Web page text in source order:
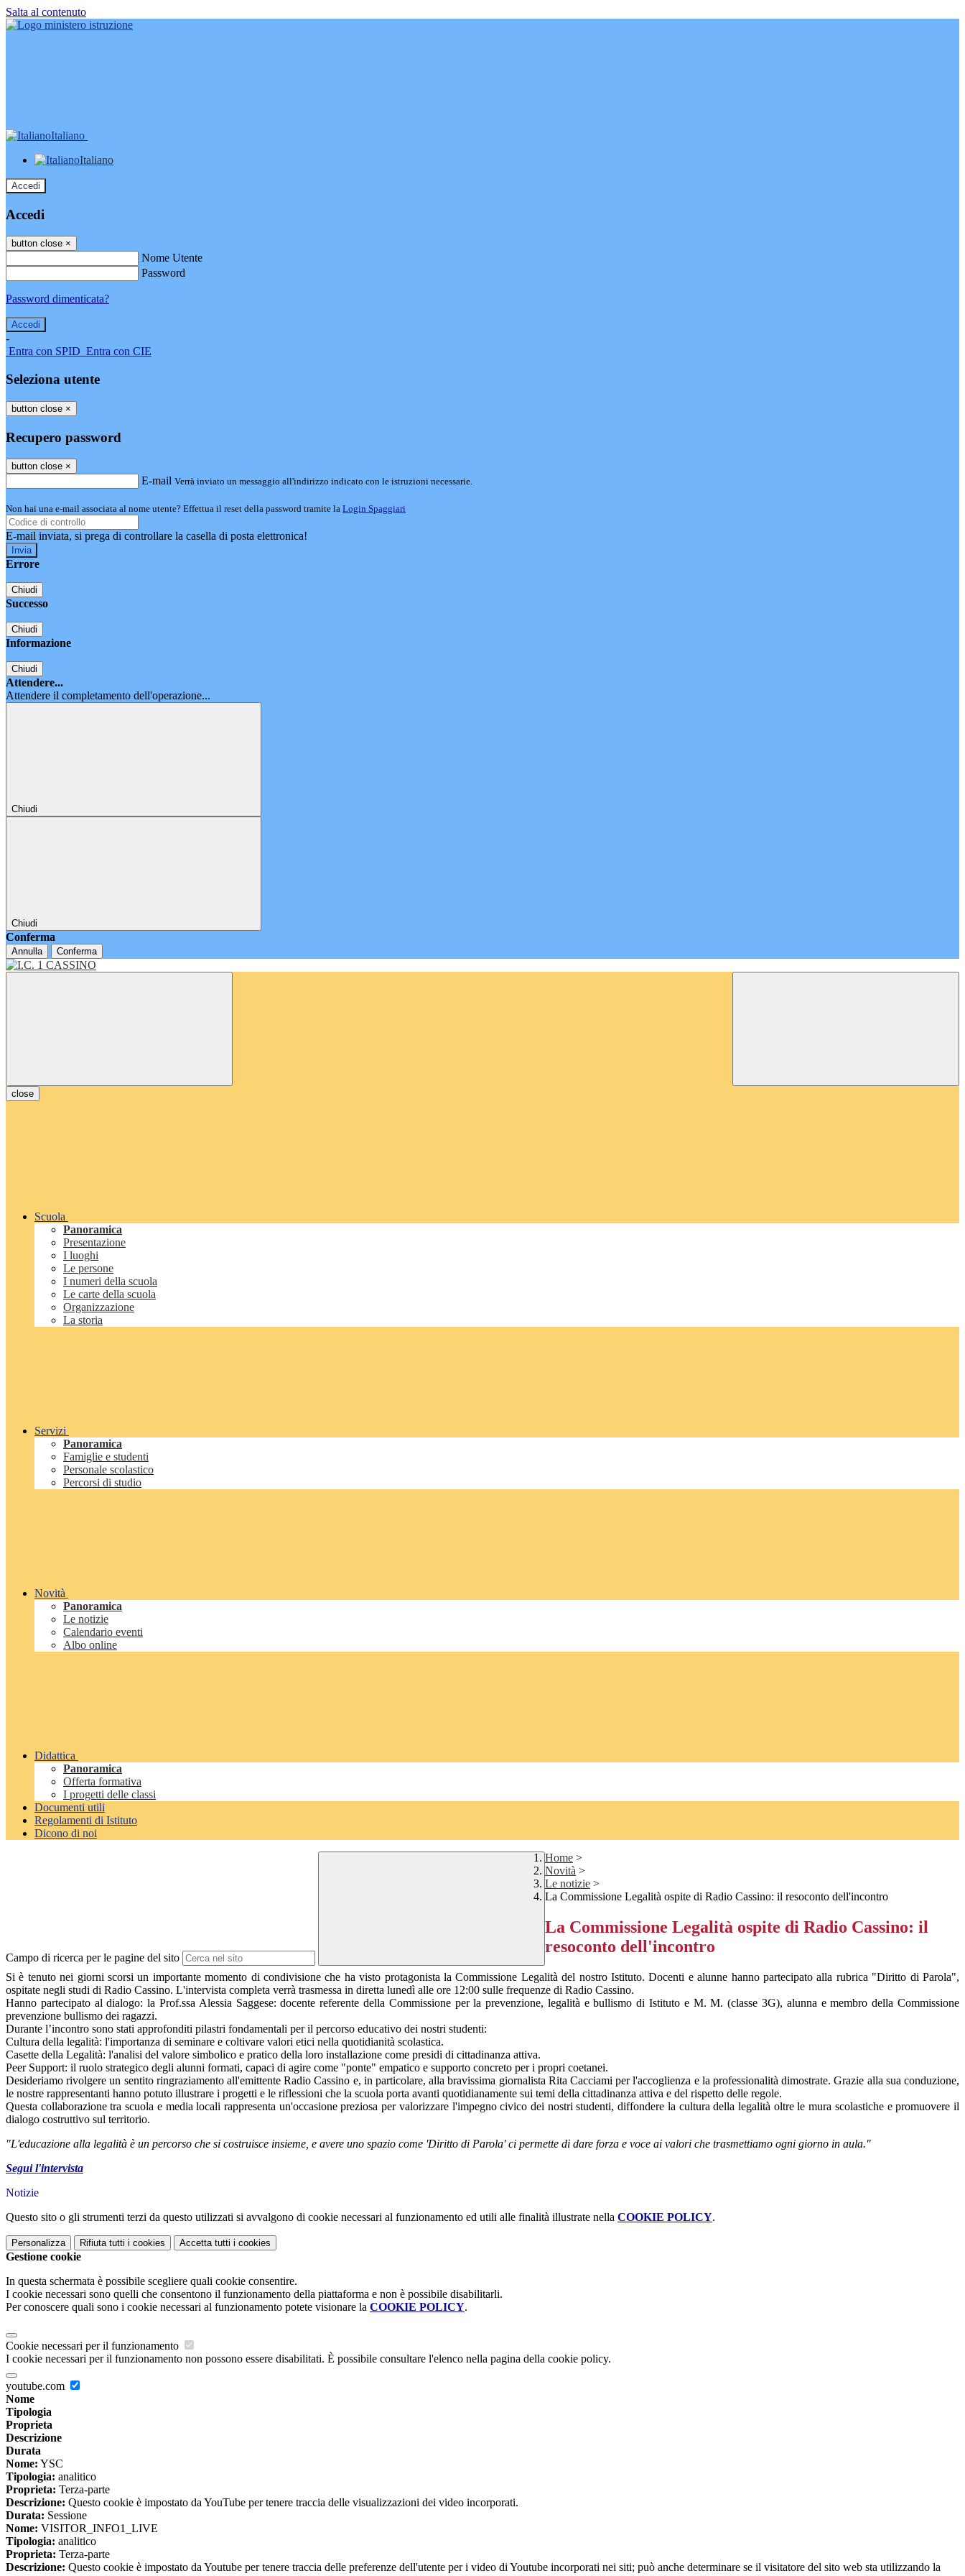
Salta al contenuto
Italiano
Italiano
Accedi
Accedi
button close ×
Nome Utente
Password
Password dimenticata?
-
Entra con SPID Entra con CIE
Seleziona utente
button close ×
Recupero password
button close ×
E-mail Verrà inviato un messaggio all'indirizzo indicato con le istruzioni necessarie.
Non hai una e-mail associata al nome utente? Effettua il reset della password tramite la Login Spaggiari
E-mail inviata, si prega di controllare la casella di posta elettronica!
Errore
Chiudi
Successo
Chiudi
Informazione
Chiudi
Attendere...
Attendere il completamento dell'operazione...
Chiudi
Chiudi
Conferma
Annulla Conferma
close
Scuola
Panoramica
Presentazione
I luoghi
Le persone
I numeri della scuola
Le carte della scuola
Organizzazione
La storia
Servizi
Panoramica
Famiglie e studenti
Personale scolastico
Percorsi di studio
Novità
Panoramica
Le notizie
Calendario eventi
Albo online
Didattica
Panoramica
Offerta formativa
I progetti delle classi
Documenti utili
Regolamenti di Istituto
Dicono di noi
Campo di ricerca per le pagine del sito
Home >
Novità >
Le notizie >
La Commissione Legalità ospite di Radio Cassino: il resoconto dell'incontro
La Commissione Legalità ospite di Radio Cassino: il
resoconto dell'incontro
Si è tenuto nei giorni scorsi un importante momento di condivisione che ha visto protagonista la Commissione Legalità del nostro Istituto. Docenti e alunne hanno partecipato alla rubrica "Diritto di Parola",
ospitate negli studi di Radio Cassino. L'intervista completa verrà trasmessa in diretta lunedì alle ore 12:00 sulle frequenze di Radio Cassino.
Hanno partecipato al dialogo: la Prof.ssa Alessia Saggese: docente referente della Commissione per la prevenzione, legalità e bullismo di Istituto e M. M. (classe 3G), alunna e membro della Commissione
prevenzione bullismo dei ragazzi.
Durante l’incontro sono stati approfonditi pilastri fondamentali per il percorso educativo dei nostri studenti:
Cultura della legalità: l'importanza di seminare e coltivare valori etici nella quotidianità scolastica.
Casette della Legalità: l'analisi del valore simbolico e pratico della loro installazione come presidi di cittadinanza attiva.
Peer Support: il ruolo strategico degli alunni formati, capaci di agire come "ponte" empatico e supporto concreto per i propri coetanei.
Desideriamo rivolgere un sentito ringraziamento all'emittenteRadio Cassino e, in particolare, alla bravissima giornalista Rita Cacciami per l'accoglienza e la professionalità dimostrate. Grazie alla sua conduzione,
le nostre rappresentanti hanno potuto illustrare i progetti e le riflessioni che la scuola porta avanti quotidianamente sui temi della cittadinanza attiva e del rispetto delle regole.
Questa collaborazione tra scuola e media locali rappresenta un'occasione preziosa per valorizzare l'impegno civico dei nostri studenti, diffondere la cultura della legalità oltre le mura scolastiche e promuovere il
dialogo costruttivo sul territorio.
"L'educazione alla legalità è un percorso che si costruisce insieme, e avere uno spazio come 'Diritto di Parola' ci permette di dare forza e voce ai valori che trasmettiamo ogni giorno in aula."
Segui l'intervista
Notizie
Questo sito o gli strumenti terzi da questo utilizzati si avvalgono di cookie necessari al funzionamento ed utili alle finalità illustrate nella COOKIE POLICY.
Personalizza Rifiuta tutti i cookies Accetta tutti i cookies
Gestione cookie
In questa schermata è possibile scegliere quali cookie consentire.
I cookie necessari sono quelli che consentono il funzionamento della piattaforma e non è possibile disabilitarli.
Per conoscere quali sono i cookie necessari al funzionamento potete visionare la COOKIE POLICY.
Cookie necessari per il funzionamento
I cookie necessari per il funzionamento non possono essere disabilitati. È possibile consultare l'elenco nella pagina della cookie policy.
youtube.com
Nome
Tipologia
Proprieta
Descrizione
Durata
Nome: YSC
Tipologia: analitico
Proprieta: Terza-parte
Descrizione: Questo cookie è impostato da YouTube per tenere traccia delle visualizzazioni dei video incorporati.
Durata: Sessione
Nome: VISITOR_INFO1_LIVE
Tipologia: analitico
Proprieta: Terza-parte
Descrizione: Questo cookie è impostato da Youtube per tenere traccia delle preferenze dell'utente per i video di Youtube incorporati nei siti; può anche determinare se il visitatore del sito web sta utilizzando la